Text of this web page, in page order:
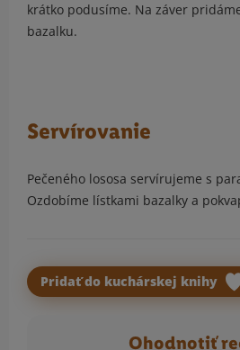
krátko podusíme. Na záver
bazalku.
Servírovanie
Pečeného lososa servírujeme s
Ozdobíme lístkami bazalky a
Pridať do kuchárskej knihy
Ohodnotiť